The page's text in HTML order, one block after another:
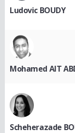
Ludovic BOUDY
Mohamed AIT
Scheherazade